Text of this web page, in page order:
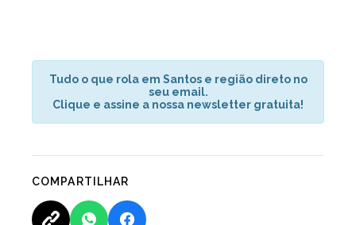
Tudo o que rola em Santos e região direto no
seu email.
Clique e assine a nossa newsletter gratuita!
COMPARTILHAR